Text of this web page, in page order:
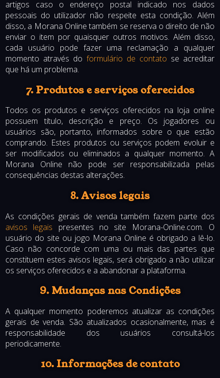
artigos caso o endereço postal indicado nos dados
pessoais do utilizador não respeite esta condição. Além
disso, a Morana Online também se reserva o direito de não
enviar o item por quaisquer outros motivos. Além disso,
cada usuário pode fazer uma reclamação a qualquer
momento através doformulário de contato se acreditar
que há um problema.
7. Produtos e serviços oferecidos
Todos os produtos e serviços oferecidos na loja online
possuem título, descrição e preço. Os jogadores ou
usuários são, portanto, informados sobre o que estão
comprando. Estes produtos ou serviços podem evoluir e
ser modificados ou eliminados a qualquer momento. A
Morana Online não pode ser responsabilizada pelas
consequências destas alterações.
8. Avisos legais
As condições gerais de venda também fazem parte dos
avisos legais presentes no site Morana-Online.com. O
usuário do site ou jogo Morana Online é obrigado a lê-lo.
Caso não concorde com uma ou mais das partes que
constituem estes avisos legais, será obrigado a não utilizar
os serviços oferecidos e a abandonar a plataforma.
9. Mudanças nas Condições
A qualquer momento poderemos atualizar as condições
gerais de venda. São atualizados ocasionalmente, mas é
responsabilidade dos usuários consultá-los
periodicamente.
10. Informações de contato